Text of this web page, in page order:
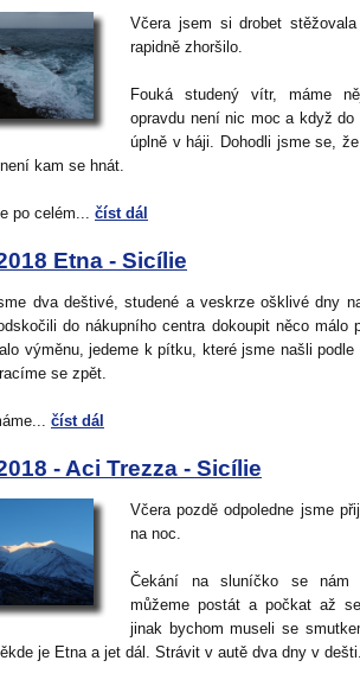
Včera jsem si drobet
rapidně zhoršilo.
Fouká studený vítr, máme
opravdu není nic moc a když
úplně v háji. Dohodli jsme se,
kam se hnát.
po celém... číst dál
Etna - Sicílie
dva deštivé, studené a veskrze ošklivé dny
do nákupního centra dokoupit něco málo
výměnu, jedeme k pítku, které jsme našli
se zpět.
číst dál
- Aci Trezza - Sicílie
Včera pozdě odpoledne jsme
na noc.
Čekání na sluníčko se
můžeme postát a počkat až
jinak bychom museli se
je Etna a jet dál. Strávit v autě dva dny v